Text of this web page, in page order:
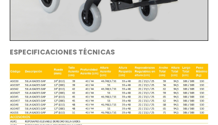
ESPECIFICACIONES TÉCNICAS